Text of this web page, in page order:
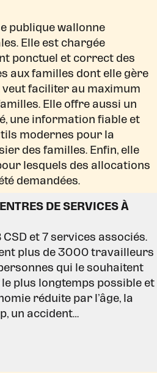
publique wallonne
Elle est chargée
ponctuel et correct des
aux familles dont elle gère
veut faciliter au maximum
Elle offre aussi un
une information fiable et
modernes pour la
des familles. Enfin, elle
lesquels des allocations
demandées.
DE SERVICES À
et 7 services associés.
plus de 3000 travailleurs
qui le souhaitent
plus longtemps possible et
réduite par l’âge, la
un accident…